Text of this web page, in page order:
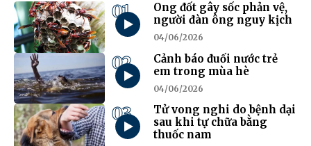
01
Ong đốt gây sốc phản vệ,
người đàn ông nguy kịch
04/06/2026
02
Cảnh báo đuối nước trẻ
em trong mùa hè
04/06/2026
03
Tử vong nghi do bệnh dại
sau khi tự chữa bằng
thuốc nam